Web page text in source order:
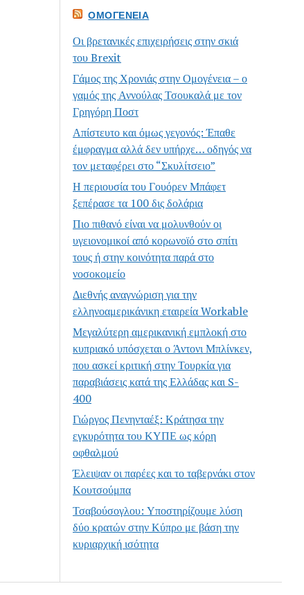
ΟΜΟΓΈΝΕΙΑ
Οι βρετανικές επιχειρήσεις στην σκιά
του Brexit
Γάμος της Χρονιάς στην Ομογένεια – ο
γαμός της Αννούλας Τσουκαλά με τον
Γρηγόρη Ποστ
Απίστευτο και όμως γεγονός: Έπαθε
έμφραγμα αλλά δεν υπήρχε… οδηγός να
τον μεταφέρει στο “Σκυλίτσειο”
Η περιουσία του Γουόρεν Μπάφετ
ξεπέρασε τα 100 δις δολάρια
Πιο πιθανό είναι να μολυνθούν οι
υγειονομικοί από κορωνοϊό στο σπίτι
τους ή στην κοινότητα παρά στο
νοσοκομείο
Διεθνής αναγνώριση για την
ελληνοαμερικάνικη εταιρεία Workable
Μεγαλύτερη αμερικανική εμπλοκή στο
κυπριακό υπόσχεται ο Άντονι Μπλίνκεν,
που ασκεί κριτική στην Τουρκία για
παραβιάσεις κατά της Ελλάδας και S-
400
Γιώργος Πενηνταέξ: Κράτησα την
εγκυρότητα του ΚΥΠΕ ως κόρη
οφθαλμού
Έλειψαν οι παρέες και το ταβερνάκι στον
Κουτσούμπα
Τσαβούσογλου: Υποστηρίζουμε λύση
δύο κρατών στην Κύπρο με βάση την
κυριαρχική ισότητα